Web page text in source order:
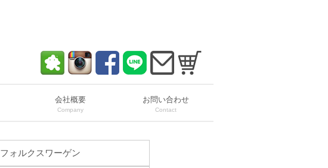
会社概要
Company
お問い合わせ
Contact
フォルクスワーゲン